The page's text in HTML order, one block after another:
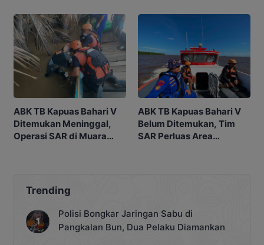
ABK TB Kapuas Bahari V
Ditemukan Meninggal,
Operasi SAR di Muara
ABK TB Kapuas Bahari V
Belum Ditemukan, Tim
SAR Perluas Area
Trending
Polisi Bongkar Jaringan Sabu di
Pangkalan Bun, Dua Pelaku Diamankan